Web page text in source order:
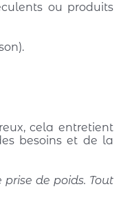
ou produits
cela entretient
besoins et de la
de poids. Tout